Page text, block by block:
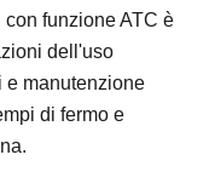
funzione ATC è
dell'uso
e manutenzione
di fermo e